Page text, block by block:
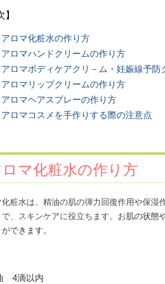
】
アロマ化粧水の作り方
アロマハンドクリームの作り方
アロマボディケアクリ－ム・妊娠線予防
アロマリップクリームの作り方
アロマヘアスプレーの作り方
アロマコスメを手作りする際の注意点
マ化粧水の作り方
化粧水は、精油の肌の弾力回復作用や保
、スキンケアに役立ちます。お肌の状態
できます。
4滴以内